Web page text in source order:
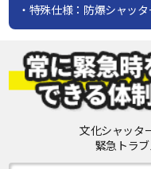
・特殊仕様：防爆シャッ
文化シャッタ
緊急トラ